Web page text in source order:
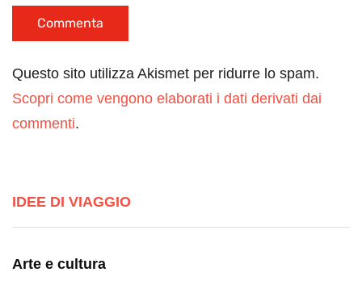
Questo sito utilizza Akismet per ridurre lo spam.
Scopri come vengono elaborati i dati derivati dai
commenti.
IDEE DI VIAGGIO
Arte e cultura